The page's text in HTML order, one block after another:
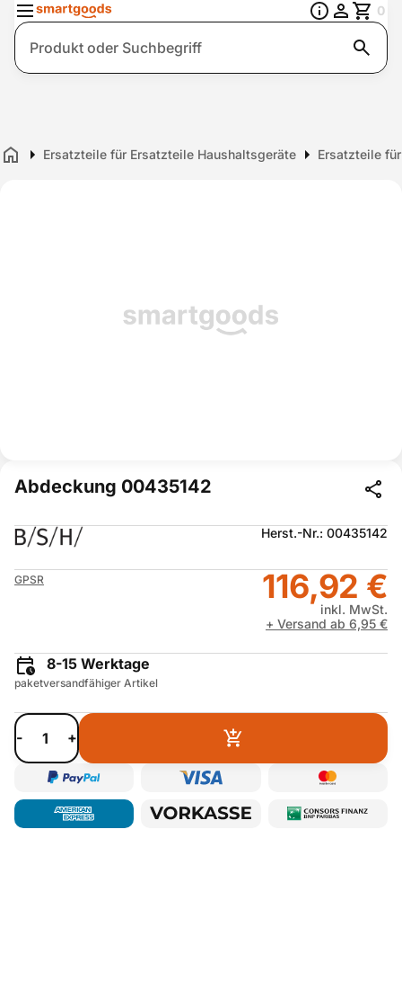
Suche
0
Home Ersatzteile für Ersatzteile Haushaltsgeräte Ersatzteile
Abdeckung 00435142
Herst.-Nr.: 00435142
GPSR 116,92 €
inkl. MwSt.
+ Versand ab 6,95 €
8-15 Werktage
paketversandfähiger Artikel
- +